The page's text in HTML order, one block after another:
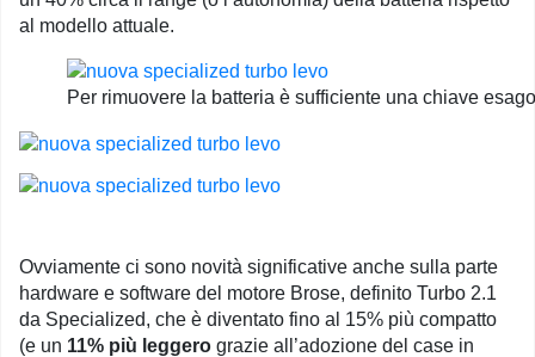
al modello attuale.
Per rimuovere la batteria è sufficiente una chiave
Ovviamente ci sono novità significative anche sulla parte
hardware e software del motore Brose, definito Turbo 2.1
da Specialized, che è diventato fino al 15% più compatto
(e un 11% più leggero grazie all’adozione del case in